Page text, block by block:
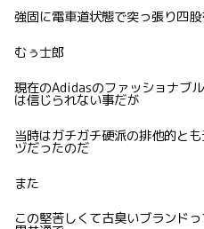
強固に電車道状態で突っ張り四
むぅ士郎
現在のAdidasのファッショナブ
は信じられない事だが
当時はガチガチ硬派の排他的と
ヅだったのだ
また
この堅苦しくて古臭いブランド